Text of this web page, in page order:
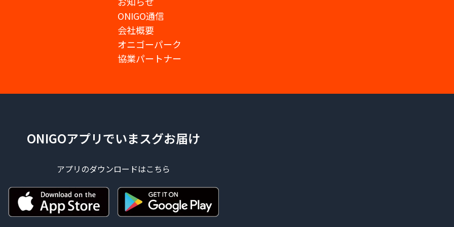
ONIGO通信
会社概要
オニゴーパーク
協業パートナー
ONIGOアプリでいまスグお届け
アプリのダウンロードはこちら